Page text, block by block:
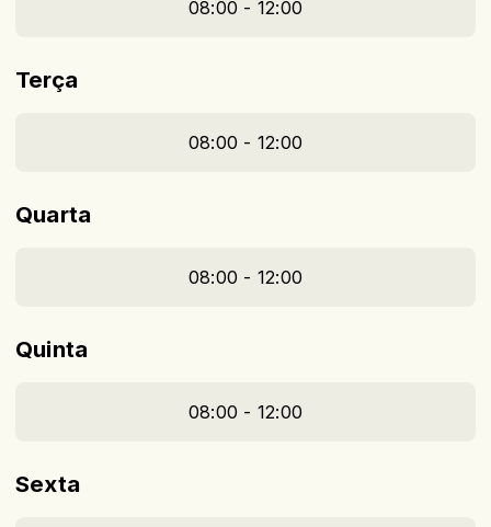
08:00 - 12:00
Terça
08:00 - 12:00
Quarta
08:00 - 12:00
Quinta
08:00 - 12:00
Sexta